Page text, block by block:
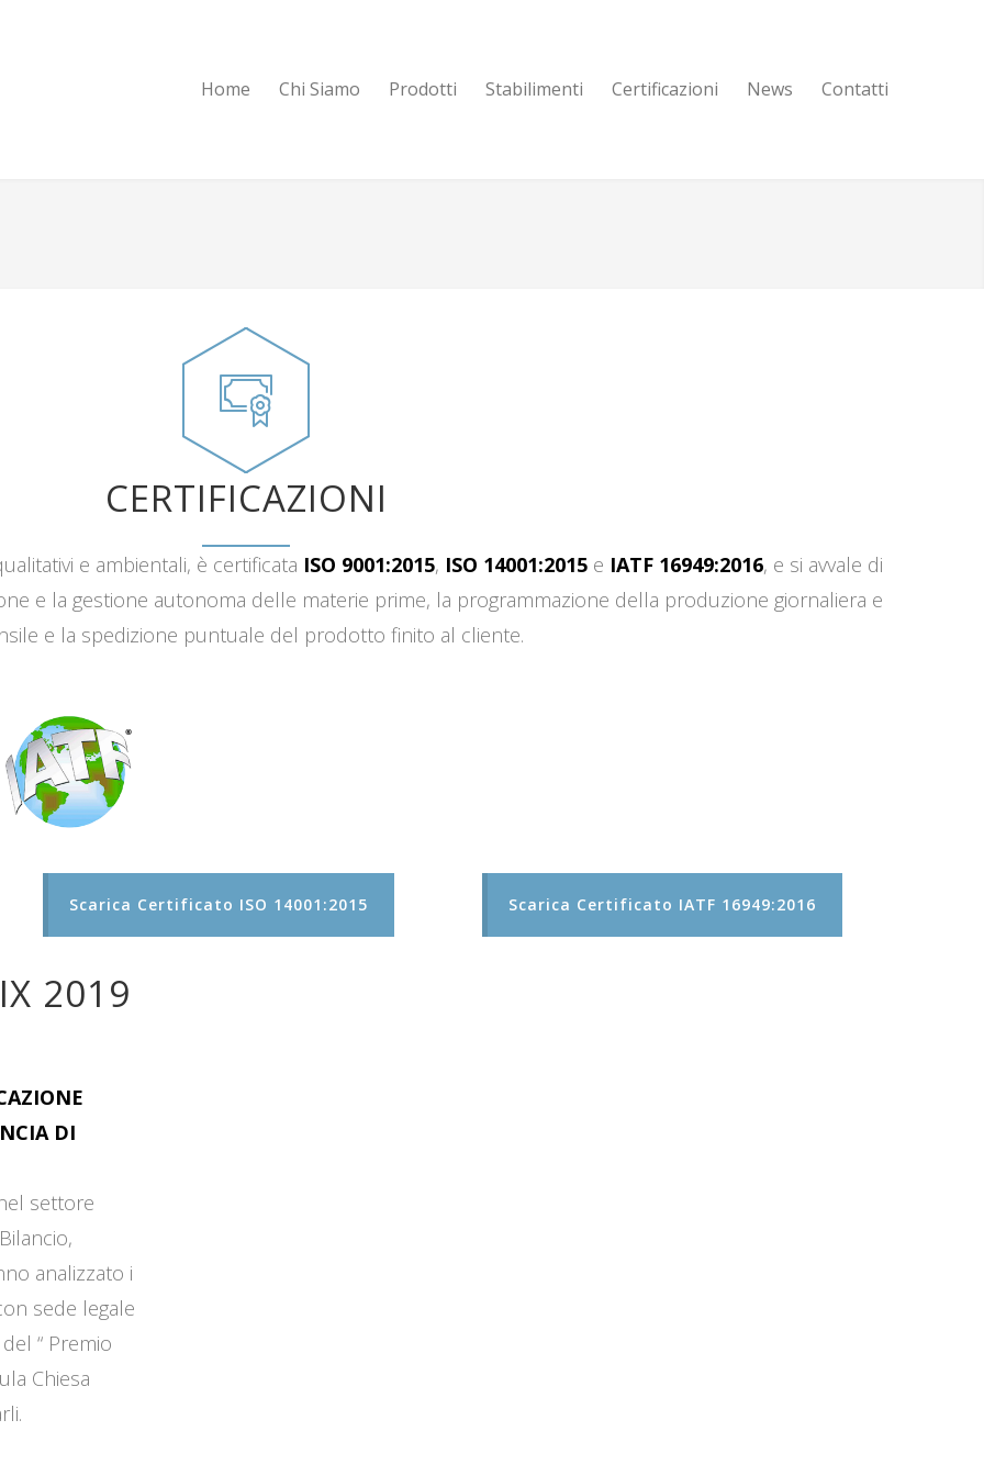
Home Chi Siamo Prodotti Stabilimenti Certificazioni News Contatti
CERTIFICAZIONI
e ambientali, è certificata ISO 9001:2015, ISO 14001:2015 e IATF 16949:2016, e si avvale di
e la gestione autonoma delle materie prime, la programmazione della produzione giornaliera e
e la spedizione puntuale del prodotto finito al cliente.
Scarica Certificato ISO 14001:2015 Scarica Certificato IATF 16949:2016
2019
DI
settore
analizzato i
sede legale
“ Premio
Chiesa